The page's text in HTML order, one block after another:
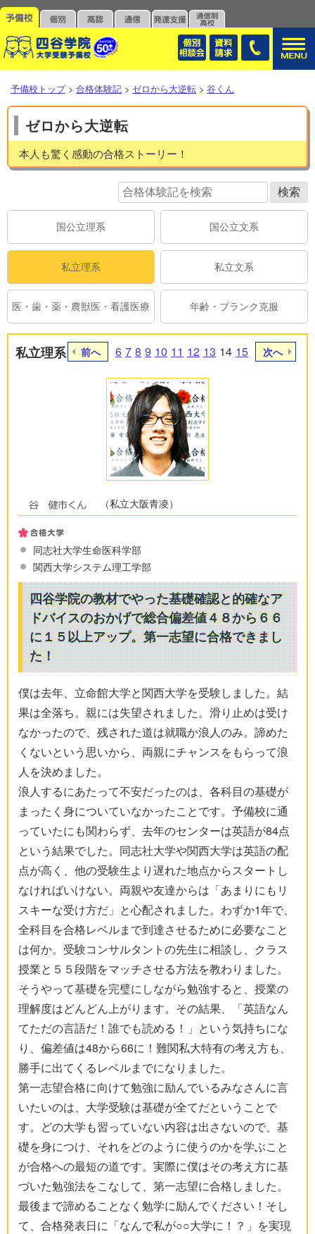
予備校トップ > 合格体験記 > ゼロから大逆転 > 谷くん
ゼロから大逆転
本人も驚く感動の合格ストーリー！
国公立理系 国公立文系
私立理系 私立文系
医・歯・薬・農獣医・看護医療 年齢・ブランク克服
私立理系 前へ 6 7 8 9 10 11 12 13 14 15 次へ
（私立大阪青凌）
同志社大学生命医科学部
関西大学システム理工学部
四谷学院の教材でやった基礎確認と的確なア
ドバイスのおかげで総合偏差値４８から６６
に１５以上アップ。第一志望に合格できまし
た！
僕は去年、立命館大学と関西大学を受験しました。結
果は全落ち。親には失望されました。滑り止めは受け
なかったので、残された道は就職か浪人のみ。諦めた
くないという思いから、両親にチャンスをもらって浪
人を決めました。
浪人するにあたって不安だったのは、各科目の基礎が
まったく身についていなかったことです。予備校に通
っていたにも関わらず、去年のセンターは英語が84点
という結果でした。同志社大学や関西大学は英語の配
点が高く、他の受験生より遅れた地点からスタートし
なければいけない。両親や友達からは「あまりにもリ
スキーな受け方だ」と心配されました。わずか1年で、
全科目を合格レベルまで到達させるために必要なこと
は何か。受験コンサルタントの先生に相談し、クラス
授業と５５段階をマッチさせる方法を教わりました。
そうやって基礎を完璧にしながら勉強すると、授業の
理解度はどんどん上がります。その結果、「英語なん
てただの言語だ！誰でも読める！」という気持ちにな
り、偏差値は48から66に！難関私大特有の考え方も、
勝手に出てくるレベルまでになりました。
第一志望合格に向けて勉強に励んでいるみなさんに言
いたいのは、大学受験は基礎が全てだということで
す。どの大学も習っていない内容は出さないので、基
礎を身につけ、それをどのように使うのかを学ぶこと
が合格への最短の道です。実際に僕はその考え方に基
づいた勉強法をこなして、第一志望に合格しました。
最後まで諦めることなく勉学に励んでください！そし
て、合格発表日に「なんで私が○○大学に！？」を実現